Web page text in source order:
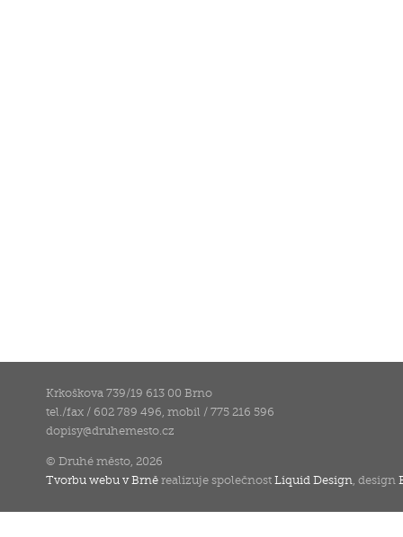
Krkoškova 739/19 613 00 Brno
tel./fax / 602 789 496, mobil / 775 216 596
dopisy@druhemesto.cz
© Druhé město, 2026
Tvorbu webu v Brně realizuje společnostLiquid Design , design